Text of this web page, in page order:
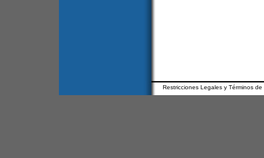
Restricciones Legales y Términos de